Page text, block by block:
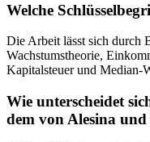
Welche
Die Arbeit lässt sich durch
Wachstumstheorie,
Kapitalsteuer und Median-
Wie unterscheidet
dem von Alesina